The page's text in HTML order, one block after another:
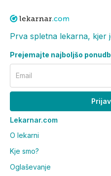
Prva spletna lekarna, kjer
Prejemajte najboljšo
Email
Lekarnar.com
O lekarni
Kje smo?
Oglaševanje